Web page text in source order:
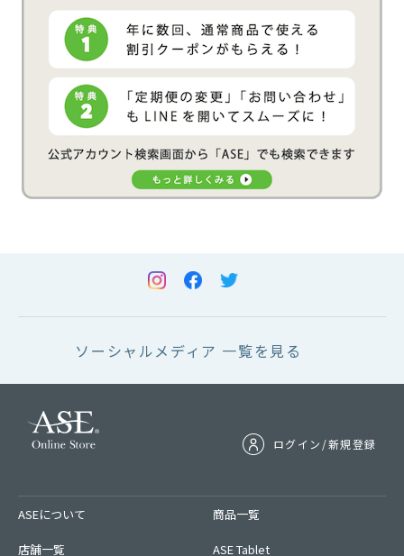
ソーシャルメディア 一覧を見る
ログイン/新規登録
ASEについて
店舗一覧
商品一覧
ASE Tablet